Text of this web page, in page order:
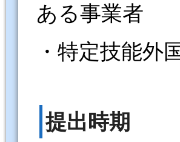
ある事業者
・特定技能外
提出時期